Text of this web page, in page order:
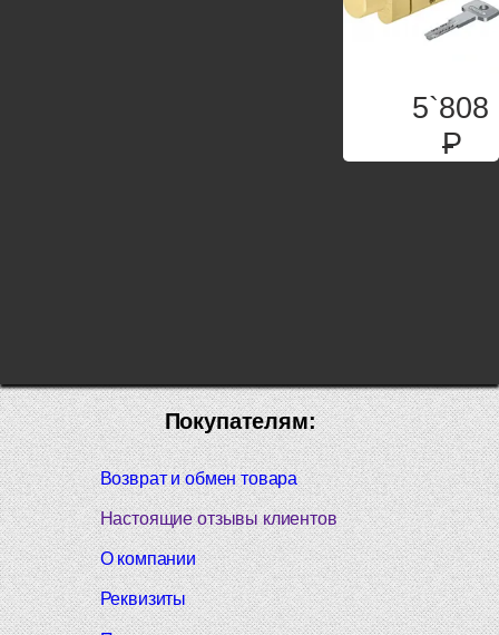
5`808
P
Покупателям:
Возврат и обмен товара
Настоящие отзывы клиентов
О компании
Реквизиты